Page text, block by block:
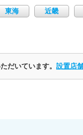
東海 近畿
だいています。 設置店